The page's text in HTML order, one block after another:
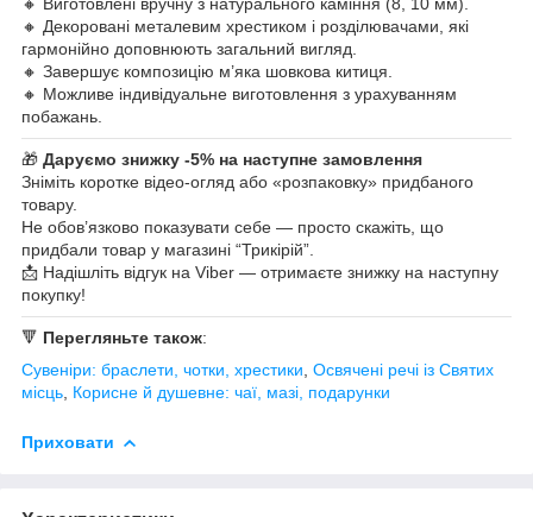
🔸 Декоровані металевим хрестиком і розділювачами, які
гармонійно доповнюють загальний вигляд.
🔸 Завершує композицію м’яка шовкова китиця.
🔸 Можливе індивідуальне виготовлення з урахуванням
побажань.
🎁 Даруємо знижку -5% на наступне замовлення
Зніміть коротке відео-огляд або «розпаковку» придбаного
товару.
Не обов’язково показувати себе — просто скажіть, що
придбали товар у магазині “Трикірій”.
📩 Надішліть відгук на Viber — отримаєте знижку на наступну
покупку!
🔻 Перегляньте також:
Сувеніри: браслети, чотки, хрестики Освячені речі із Святих
місць Корисне й душевне: чаї, мазі, подарунки
Приховати